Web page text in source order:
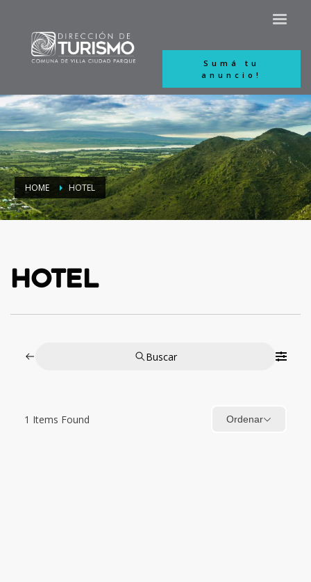
Sumá tu
anuncio!
HOME HOTEL
Hotel
Buscar
1 Items Found Ordenar